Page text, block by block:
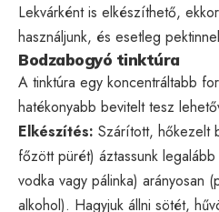
Lekvárként is elkészíthető,
használjunk, és esetleg
Bodzabogyó tinktúra
A tinktúra egy koncentráltabb
hatékonyabb bevitelt tesz
Elkészítés: Szárított, hőkezelt
főzött pürét) áztassunk
vodka vagy pálinka) arányosan
alkohol). Hagyjuk állni sötét,